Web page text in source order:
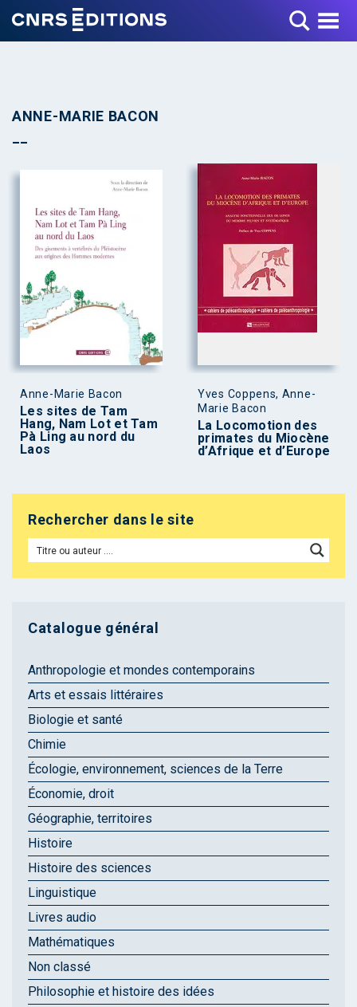
Toggle Menu
ANNE-MARIE BACON
Anne-Marie Bacon
Les sites de Tam
Hang, Nam Lot et Tam
Pà Ling au nord du
Laos
Yves Coppens, Anne-
Marie Bacon
La Locomotion des
primates du Miocène
d’Afrique et d’Europe
Rechercher dans le site
Catalogue général
Anthropologie et mondes contemporains
Arts et essais littéraires
Biologie et santé
Chimie
Écologie, environnement, sciences de la Terre
Économie, droit
Géographie, territoires
Histoire
Histoire des sciences
Linguistique
Livres audio
Mathématiques
Non classé
Philosophie et histoire des idées